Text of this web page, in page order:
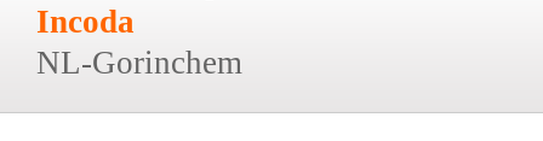
Incoda
NL-Gorinchem